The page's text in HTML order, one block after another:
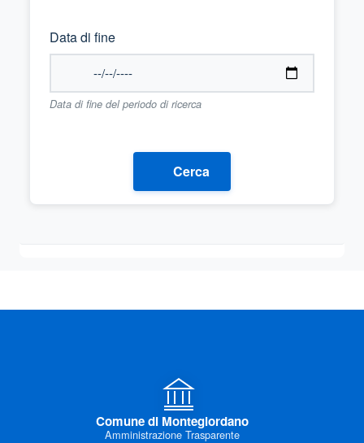
Data di fine
Data di fine del periodo di ricerca
Cerca
Comune di Montegiordano
Amministrazione Trasparente